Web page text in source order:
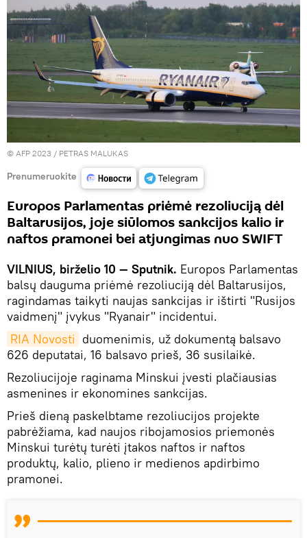
© AFP 2023 / PETRAS MALUKAS
Prenumeruokite
Europos Parlamentas priėmė rezoliuciją dėl
Baltarusijos, joje siūlomos sankcijos kalio ir
naftos pramonei bei atjungimas nuo SWIFT
VILNIUS, birželio 10 — Sputnik. Europos Parlamentas
balsų dauguma priėmė rezoliuciją dėl Baltarusijos,
ragindamas taikyti naujas sankcijas ir ištirti "Rusijos
vaidmenį" įvykus "Ryanair" incidentui.
RIA Novosti duomenimis, už dokumentą balsavo
626 deputatai, 16 balsavo prieš, 36 susilaikė.
Rezoliucijoje raginama Minskui įvesti plačiausias
asmenines ir ekonomines sankcijas.
Prieš dieną paskelbtame rezoliucijos projekte
pabrėžiama, kad naujos ribojamosios priemonės
Minskui turėtų turėti įtakos naftos ir naftos
produktų, kalio, plieno ir medienos apdirbimo
pramonei.